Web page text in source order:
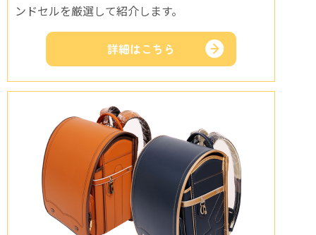
ンドセルを厳選して紹介します。
詳細はこちら